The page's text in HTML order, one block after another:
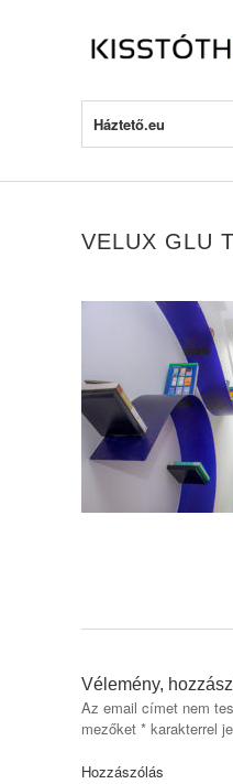
Háztető.eu
VELUX GLU
Vélemény,
Az email címet nem
mezőket * karakterrel
Hozzászólás